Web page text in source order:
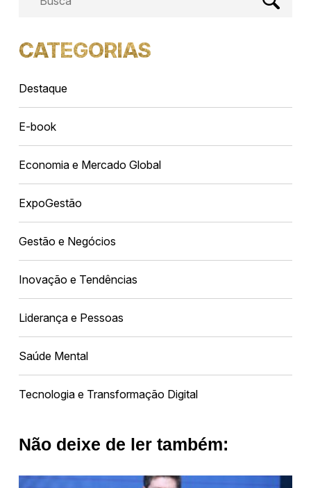
CATEGORIAS
Destaque
E-book
Economia e Mercado Global
ExpoGestão
Gestão e Negócios
Inovação e Tendências
Liderança e Pessoas
Saúde Mental
Tecnologia e Transformação Digital
Não deixe de ler também: